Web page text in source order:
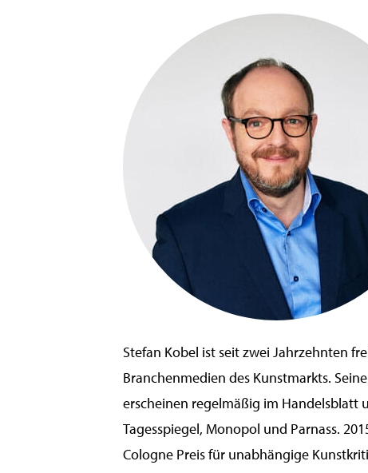
Stefan Kobel ist seit zwei Jahrzehnten
Branchenmedien des Kunstmarkts.
erscheinen regelmäßig im Handelsblatt
Tagesspiegel, Monopol und Parnass.
Cologne Preis für unabhängige